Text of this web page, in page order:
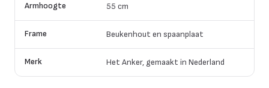
Armhoogte 55 cm
Frame Beukenhout en spaanplaat
Merk Het Anker, gemaakt in Nederland